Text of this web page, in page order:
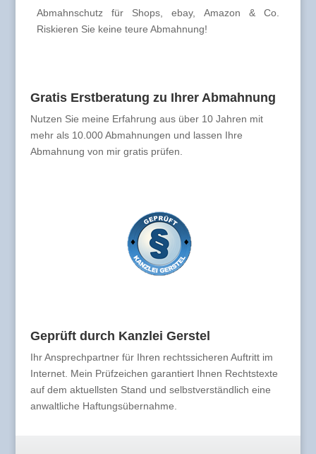
Abmahnschutz für Shops, ebay, Amazon & Co.
Riskieren Sie keine teure Abmahnung!
Gratis Erstberatung zu Ihrer Abmahnung
Nutzen Sie meine Erfahrung aus über 10 Jahren mit
mehr als 10.000 Abmahnungen und lassen Ihre
Abmahnung von mir gratis prüfen.
Geprüft durch Kanzlei Gerstel
Ihr Ansprechpartner für Ihren rechtssicheren Auftritt im
Internet. Mein Prüfzeichen garantiert Ihnen Rechtstexte
auf dem aktuellsten Stand und selbstverständlich eine
anwaltliche Haftungsübernahme.